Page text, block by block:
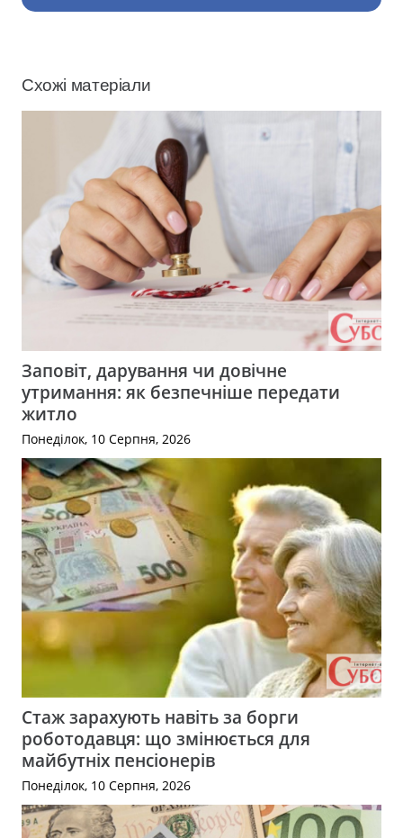
Схожі матеріали
Заповіт, дарування чи довічне
утримання: як безпечніше передати
житло
Понеділок, 10 Серпня, 2026
Стаж зарахують навіть за борги
роботодавця: що змінюється для
майбутніх пенсіонерів
Понеділок, 10 Серпня, 2026